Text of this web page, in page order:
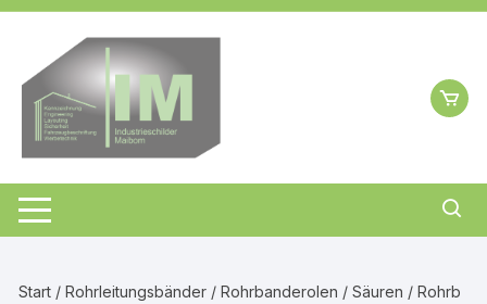
Zum
springen
Start /Rohrleitungsbänder /Rohrbanderolen /Säuren / Rohrb